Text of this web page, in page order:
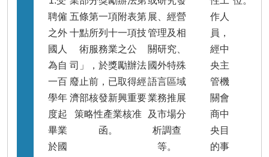
聘僱
之外
國人
為自
一百
學年
度起
畢業
於國
五條第一項附表第
十點所列十一項技
術服務業之公
司」，於獎勵辦法
廢止前，已取得經
濟部核發新興重要
策略性產業核准
函。
展、經營
管理及相
關研究、
國外特殊
語言區域
業務推展
及市場分
析調查
等。
作人
員，
經中
央主
管機
關會
商中
央目
的事